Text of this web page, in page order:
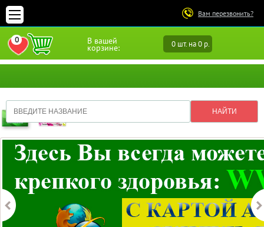
Вам перезвонить?
В вашей
корзине: 0 шт. на 0 р.
0
ПЕРЕЙТИ В ИЗБРАННОЕ